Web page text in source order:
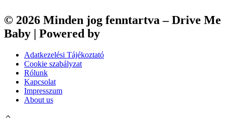
© 2026 Minden jog fenntartva – Drive Me
Baby | Powered by
Adatkezelési Tájékoztató
Cookie szabályzat
Rólunk
Kapcsolat
Impresszum
About us